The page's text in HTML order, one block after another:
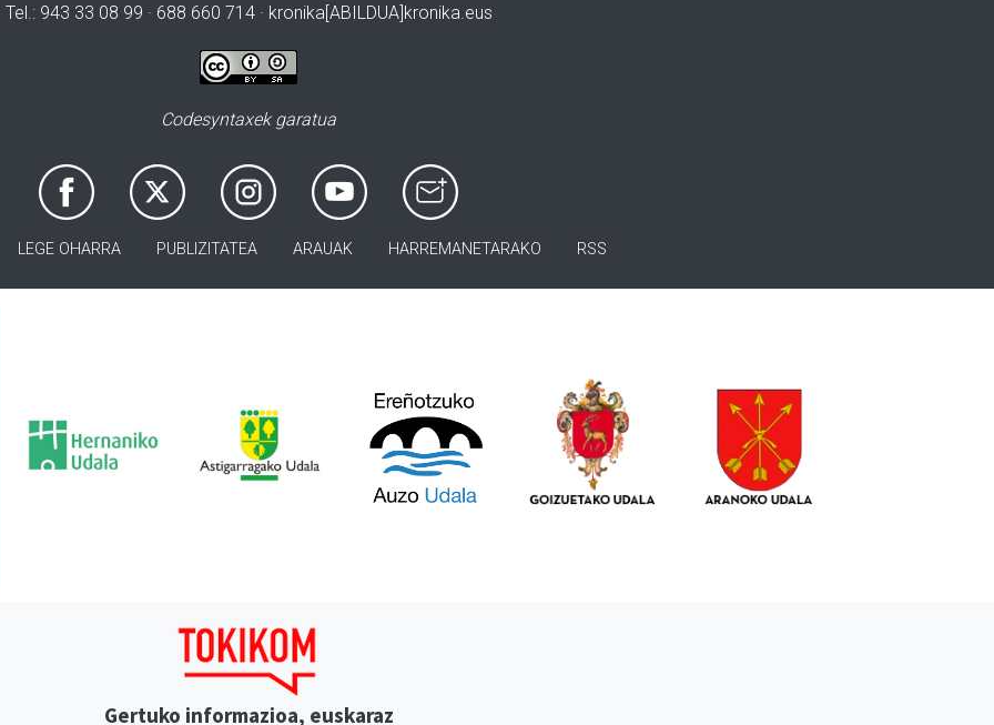
Tel.: 943 33 08 99 · 688 660 714 · kronika[ABILDUA]kronika.eus
Codesyntaxek garatua
LEGE OHARRA PUBLIZITATEA ARAUAK HARREMANETARAKO RSS
Gertuko informazioa, euskaraz